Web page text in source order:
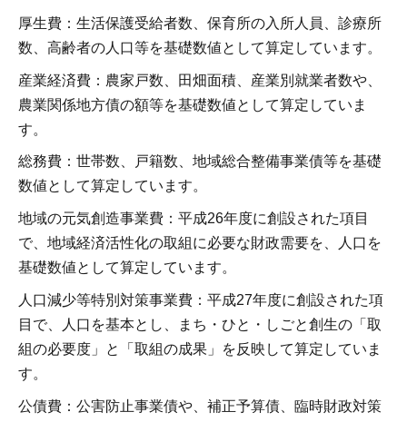
厚生費：生活保護受給者数、保育所の入所人員、診療所
数、高齢者の人口等を基礎数値として算定しています。
産業経済費：農家戸数、田畑面積、産業別就業者数や、
農業関係地方債の額等を基礎数値として算定していま
す。
総務費：世帯数、戸籍数、地域総合整備事業債等を基礎
数値として算定しています。
地域の元気創造事業費：平成26年度に創設された項目
で、地域経済活性化の取組に必要な財政需要を、人口を
基礎数値として算定しています。
人口減少等特別対策事業費：平成27年度に創設された項
目で、人口を基本とし、まち・ひと・しごと創生の「取
組の必要度」と「取組の成果」を反映して算定していま
す。
公債費：公害防止事業債や、補正予算債、臨時財政対策